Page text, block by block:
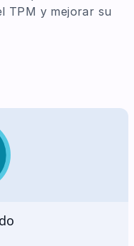
TPM y mejorar su
y Salud en el